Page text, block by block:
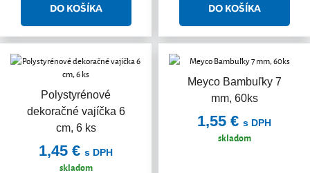
Polystyrénové
dekoračné vajíčka 6
cm, 6 ks
1,45 € s DPH
skladom
Meyco Bambuľky 7
mm, 60ks
1,55 € s DPH
skladom